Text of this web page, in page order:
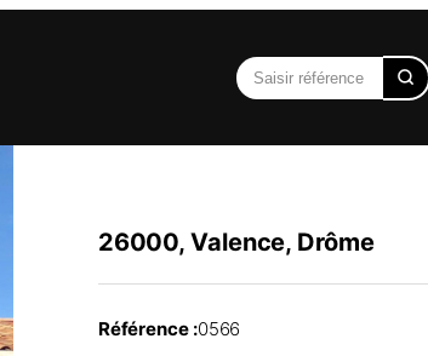
26000, Valence, Drôme
Référence :0566